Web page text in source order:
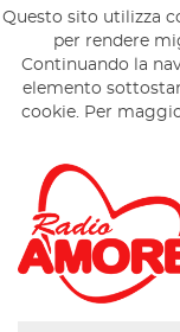
Questo sito utilizza
per rendere
Continuando la
elemento
cookie. Per